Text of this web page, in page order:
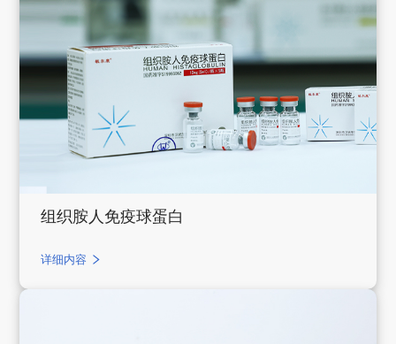
组织胺人免疫球蛋白
详细内容